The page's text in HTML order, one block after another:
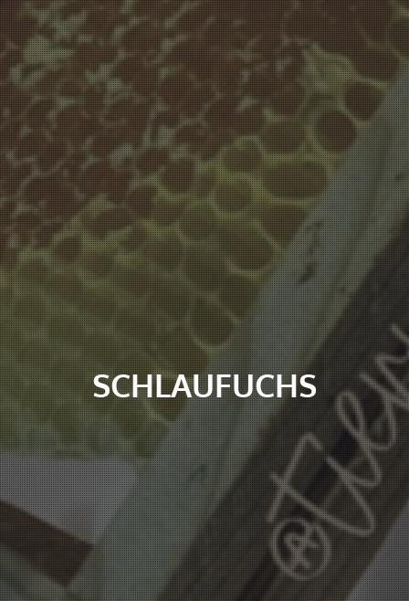
SCHLAUFUCHS